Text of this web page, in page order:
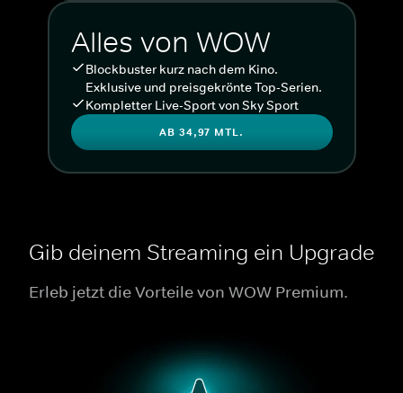
Alles von WOW
Blockbuster kurz nach dem Kino.
Exklusive und preisgekrönte Top-Serien.
Kompletter Live-Sport von Sky Sport
AB 34,97 MTL.
Gib deinem Streaming ein Upgrade
Erleb jetzt die Vorteile von WOW Premium.